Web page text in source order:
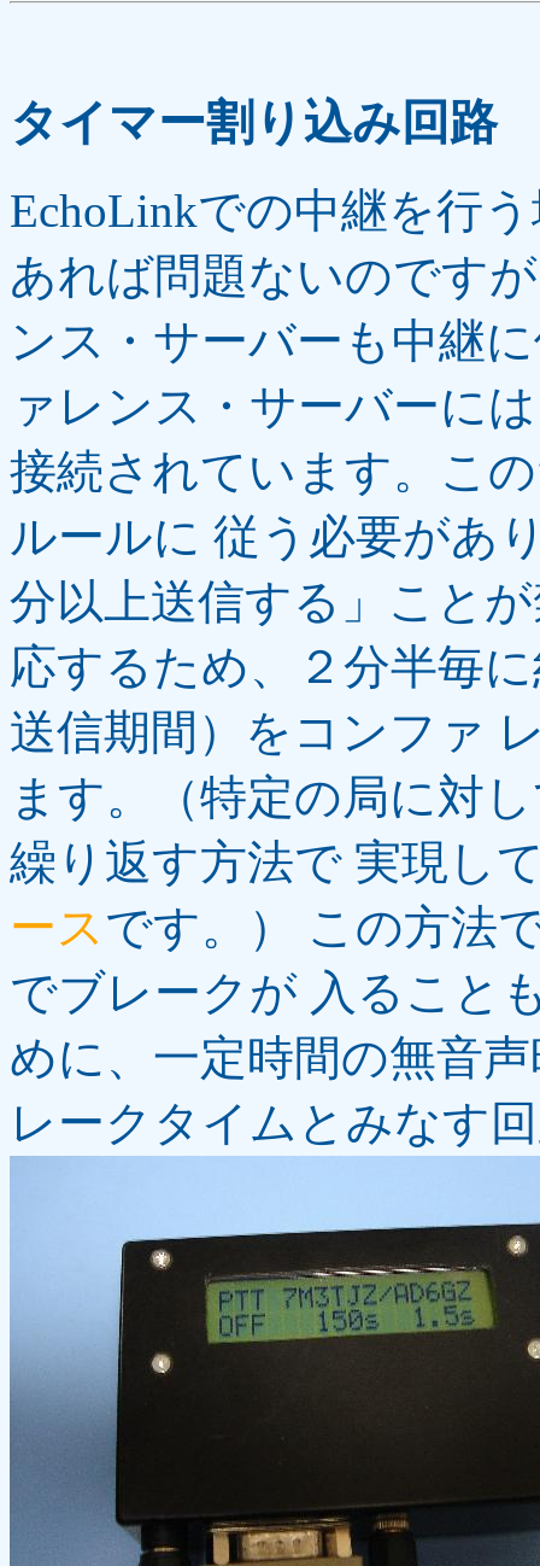
タイマー割り込み回路
EchoLinkでの中継を行
あれば問題ないのです
ンス・サーバーも中継
ァレンス・サーバーに
接続されています。こ
ルールに 従う必要があ
分以上送信する」こと
応するため、２分半毎
送信期間）をコンファ
ます。（特定の局に対
繰り返す方法で 実現し
ースです。） この方法
でブレークが 入ること
めに、一定時間の無音
レークタイムとみなす